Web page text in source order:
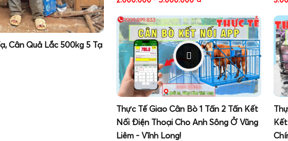
Cân Quả Lắc 500kg 5 Tạ
Thực Tế Giao Cân Bò 1 Tấn 2 Tấn Kết
Nối Điện Thoại Cho Anh Sông Ở Vũng
Liêm - Vĩnh Long!